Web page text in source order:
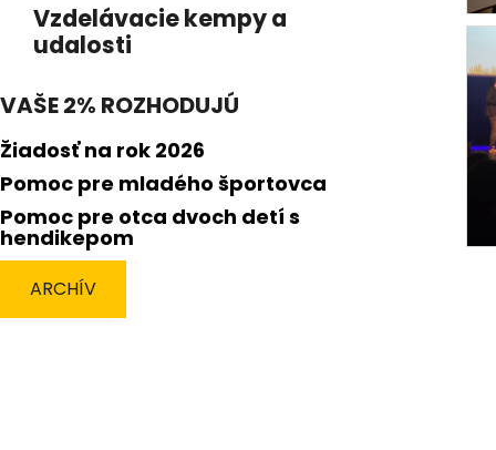
Vzdelávacie kempy a
udalosti
VAŠE 2% ROZHODUJÚ
Žiadosť na rok 2026
Pomoc pre mladého športovca
Pomoc pre otca dvoch detí s
hendikepom
ARCHÍV